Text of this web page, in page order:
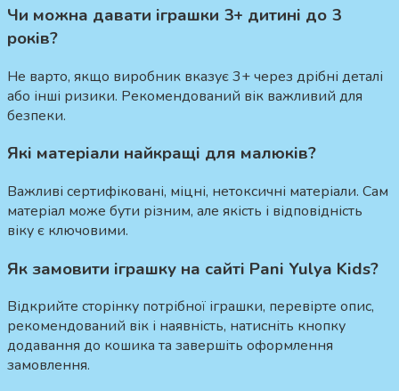
Чи можна давати іграшки 3+ дитині до 3
років?
Не варто, якщо виробник вказує 3+ через дрібні деталі
або інші ризики. Рекомендований вік важливий для
безпеки.
Які матеріали найкращі для малюків?
Важливі сертифіковані, міцні, нетоксичні матеріали. Сам
матеріал може бути різним, але якість і відповідність
віку є ключовими.
Як замовити іграшку на сайті Pani Yulya Kids?
Відкрийте сторінку потрібної іграшки, перевірте опис,
рекомендований вік і наявність, натисніть кнопку
додавання до кошика та завершіть оформлення
замовлення.